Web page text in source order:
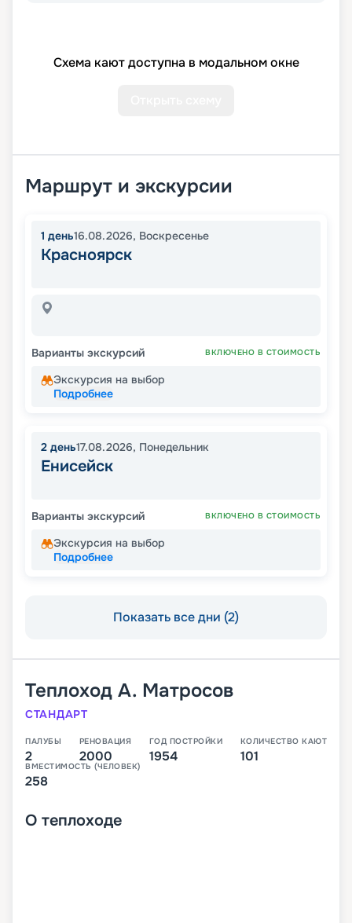
Схема кают доступна в модальном окне
Маршрут и экскурсии
1 день16.08.2026, Воскресенье
Красноярск
Варианты экскурсий ВКЛЮЧЕНО В СТОИМОСТЬ
Экскурсия на выбор
Подробнее
2 день17.08.2026, Понедельник
Енисейск
Варианты экскурсий ВКЛЮЧЕНО В СТОИМОСТЬ
Экскурсия на выбор
Подробнее
Показать все дни (2)
Теплоход А. Матросов
СТАНДАРТ
ПАЛУБЫ
2
РЕНОВАЦИЯ
2000
ГОД ПОСТРОЙКИ
1954
КОЛИЧЕСТВО КАЮТ
101
ВМЕСТИМОСТЬ (ЧЕЛОВЕК)
258
О теплоходе